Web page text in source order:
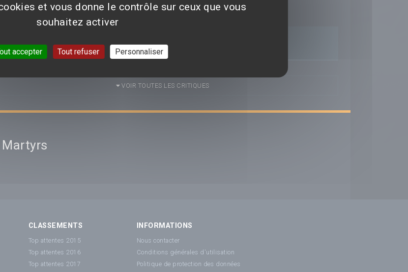
VOIR TOUTES LES CRITIQUES
Martyrs
CLASSEMENTS
Top attentes 2015
Top attentes 2016
Top attentes 2017
INFORMATIONS
Nous contacter
Conditions générales d'utilisation
Politique de protection des données
et vous donne le contrôle sur ceux que vous
souhaitez activer
accepter Tout refuser Personnaliser